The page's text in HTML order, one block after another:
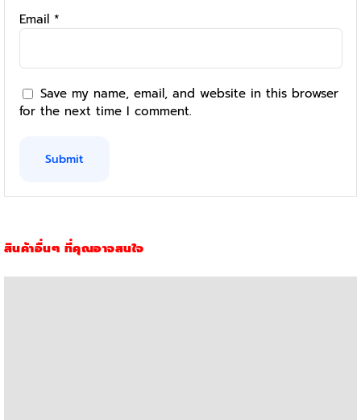
Email *
Save my name, email, and website in this browser
for the next time I comment.
สินค้าอื่นๆ ที่คุณอาจสนใจ